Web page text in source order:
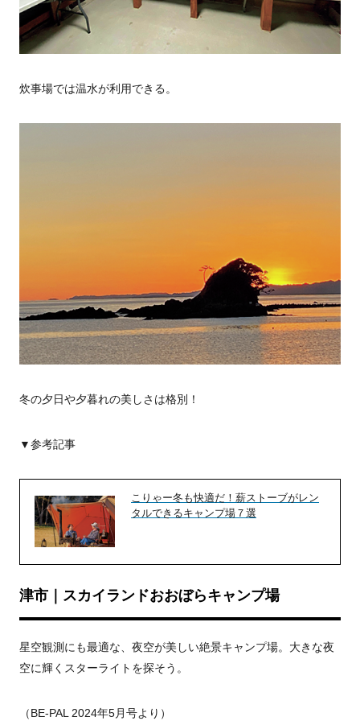
炊事場では温水が利用できる。
冬の夕日や夕暮れの美しさは格別！
▼参考記事
こりゃー冬も快適だ！薪ストーブがレン
タルできるキャンプ場７選
津市｜スカイランドおおぼらキャンプ場
星空観測にも最適な、夜空が美しい絶景キャンプ場。大きな夜
空に輝くスターライトを探そう。
（BE-PAL 2024年5月号より）